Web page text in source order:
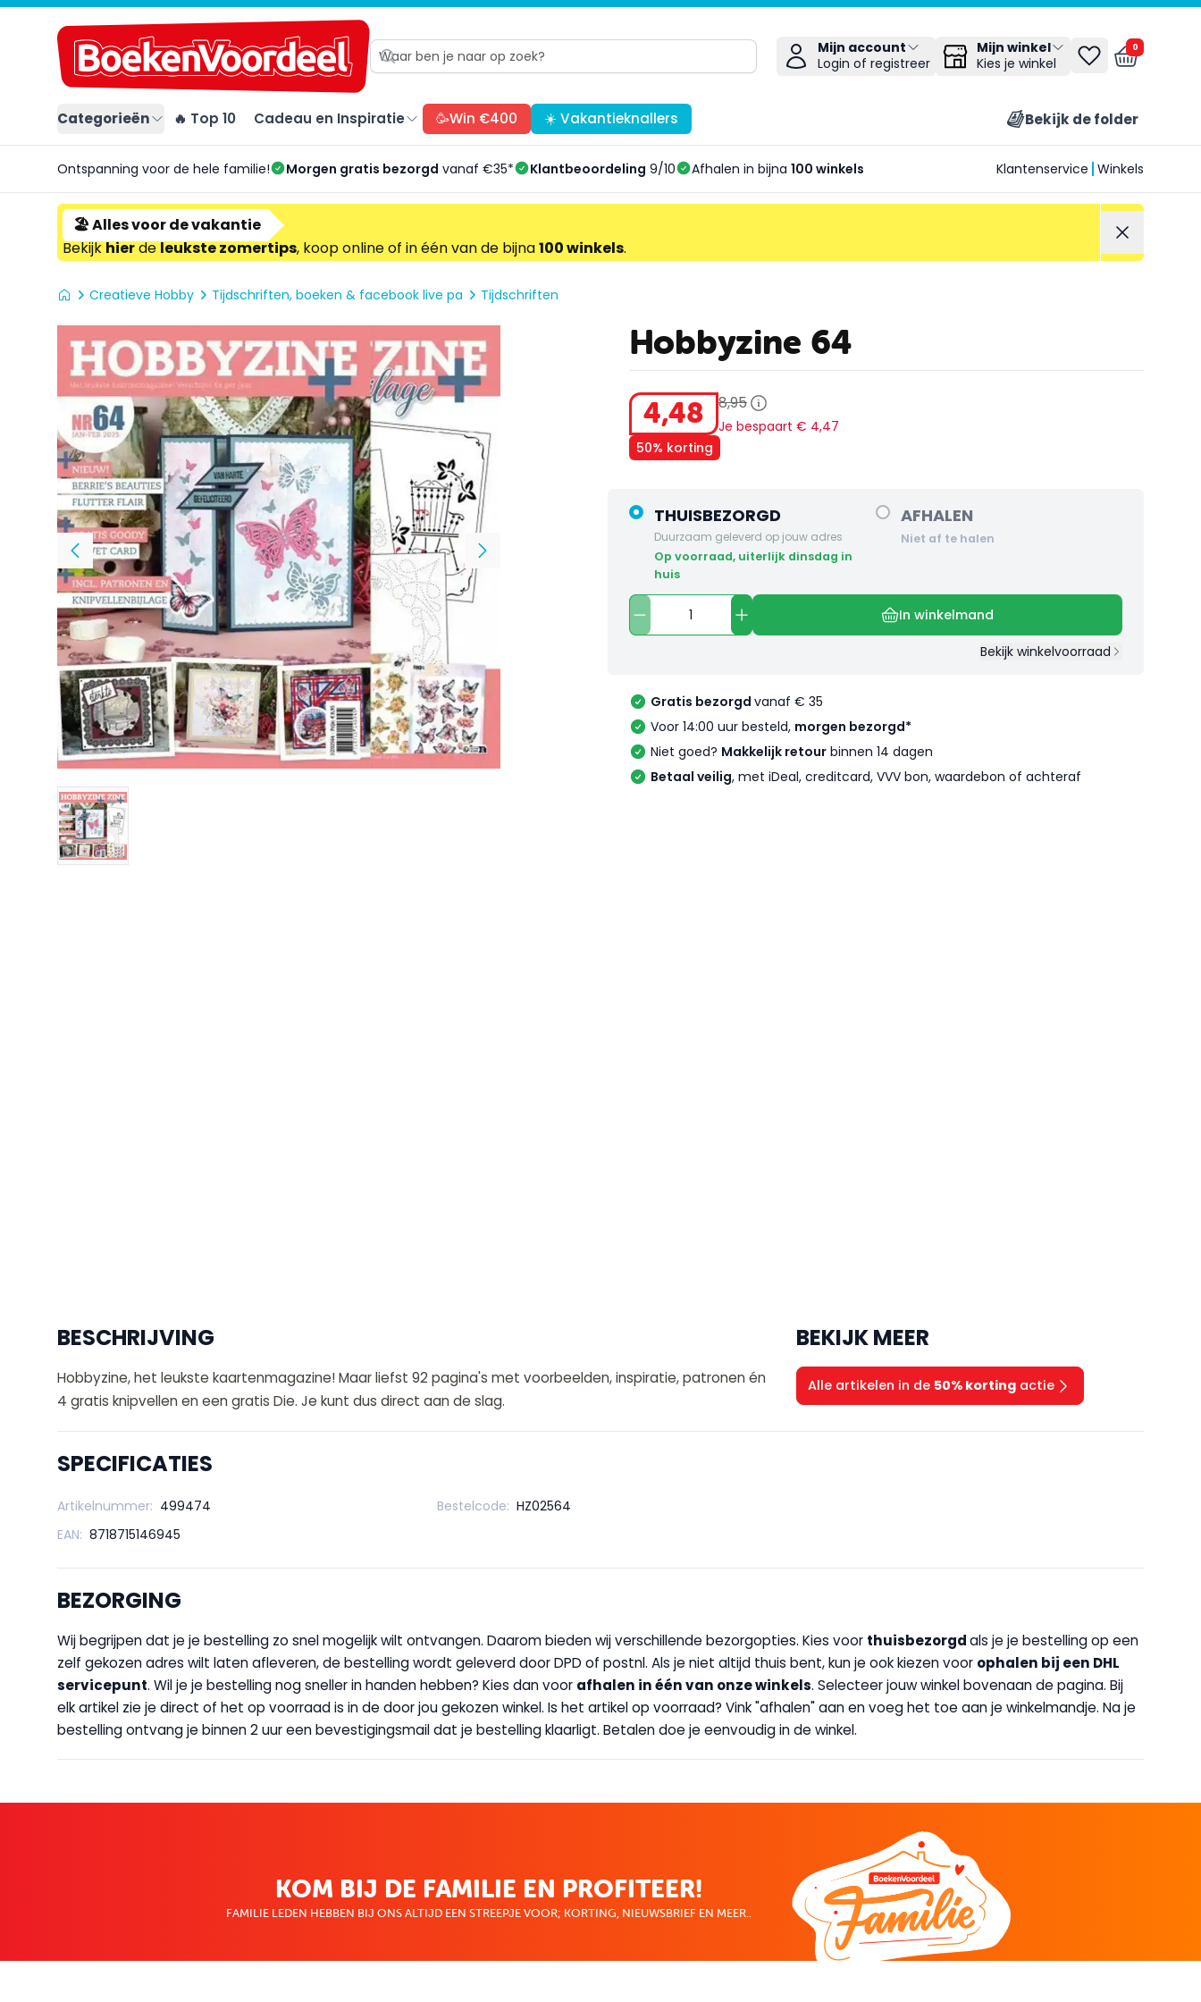
Mijn account
Login of registreer
Mijn winkel
Kies je winkel
0
Categorieën 🔥 Top 10 Cadeau en Inspiratie 🥳Win €400 ☀️ Vakantieknallers Bekijk de folder
Ontspanning voor de hele familie! Morgen gratis bezorgd vanaf €35* Klantbeoordeling 9/10 Afhalen in bijna 100 winkels Klantenservice Winkels
🏖️ Alles voor de vakantie
Bekijkhierdeleukste zomertips, koop online of in één van de bijna100 winkels.
Creatieve Hobby Tijdschriften, boeken & facebook live pa Tijdschriften
Hobbyzine 64
4,48 8,95
Je bespaart € 4,47
50% korting
THUISBEZORGD
Duurzaam geleverd op jouw adres
op voorraad, uiterlijk dinsdag in
huis
AFHALEN
Niet af te halen
In winkelmand
Bekijk winkelvoorraad
Gratis bezorgd vanaf € 35
Voor 14:00 uur besteld, morgen bezorgd*
Niet goed? Makkelijk retour binnen 14 dagen
Betaal veilig, met iDeal, creditcard, VVV bon, waardebon of achteraf
BEKIJK MEER
Alle artikelen in de 50% kortingactie
BESCHRIJVING
Hobbyzine, het leukste kaartenmagazine! Maar liefst 92 pagina's met voorbeelden, inspiratie, patronen én
4 gratis knipvellen en een gratis Die. Je kunt dus direct aan de slag.
SPECIFICATIES
Artikelnummer: 499474 Bestelcode: HZ02564
EAN: 8718715146945
BEZORGING
Wij begrijpen dat je je bestelling zo snel mogelijk wilt ontvangen. Daarom bieden wij verschillende bezorgopties. Kies voor thuisbezorgdals je je bestelling op een
zelf gekozen adres wilt laten afleveren, de bestelling wordt geleverd door DPD of postnl. Als je niet altijd thuis bent, kun je ook kiezen voor ophalen bij een DHL
servicepunt. Wil je je bestelling nog sneller in handen hebben? Kies dan voor afhalen in één van onze winkels. Selecteer jouw winkel bovenaan de pagina. Bij
elk artikel zie je direct of het op voorraad is in de door jou gekozen winkel. Is het artikel op voorraad? Vink "afhalen" aan en voeg het toe aan je winkelmandje. Na je
bestelling ontvang je binnen 2 uur een bevestigingsmail dat je bestelling klaarligt. Betalen doe je eenvoudig in de winkel.
KOM BIJ DE FAMILIE EN PROFITEER!
FAMILIE LEDEN HEBBEN BIJ ONS ALTIJD EEN STREEPJE VOOR; KORTING, NIEUWSBRIEF EN MEER..